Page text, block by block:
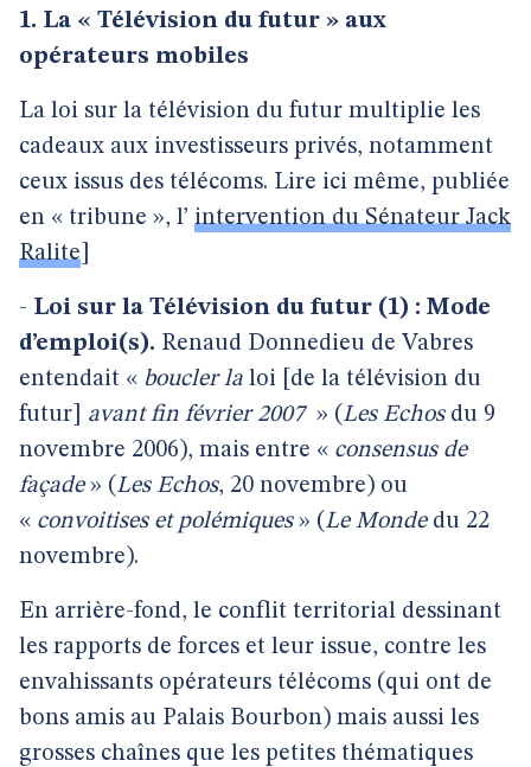
1. La « Télévision du futur » aux
opérateurs mobiles
La loi sur la télévision du futur multiplie les
cadeaux aux investisseurs privés, notamment
ceux issus des télécoms. Lire ici même, publiée
en « tribune », l’ intervention du Sénateur Jack
Ralite
- Loi sur la Télévision du futur (1) : Mode
d’emploi(s). Renaud Donnedieu de Vabres
entendait « boucler la loi [de la télévision du
futur]
avant fin février 2007 » (Les Echosdu 9
novembre 2006), mais entre « consensus de
façade» (Les Echos, 20 novembre) ou
« convoitises et polémiques» (Le Monde du 22
novembre).
En arrière-fond, le conflit territorial dessinant
les rapports de forces et leur issue, contre les
envahissants opérateurs télécoms (qui ont de
bons amis au Palais Bourbon) mais aussi les
grosses chaînes que les petites thématiques